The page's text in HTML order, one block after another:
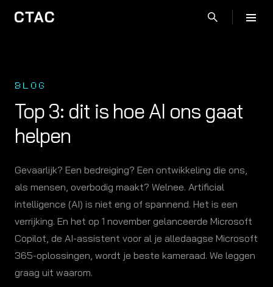
BLOG
Top 3: dit is hoe AI ons gaat
helpen
Gevaarlijk? Een bedreiging? Een ontwikkeling die ons,
als mensen, overbodig maakt? Welnee. Artificial
intelligence (AI) is niet eng of spannend. Het is een
verrijking. En het op 1 november gelanceerde Microsoft
Copilot, de AI-assistent voor al je alledaagse Microsoft
365-oplossingen, wordt je beste kameraad. We leggen
graag uit waarom.